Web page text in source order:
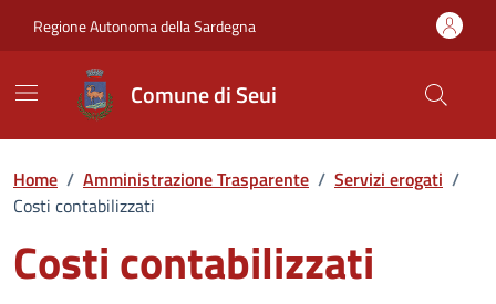
Regione Autonoma della Sardegna
Comune di Seui
Home / Amministrazione Trasparente / Servizi erogati /
Costi contabilizzati
Costi contabilizzati